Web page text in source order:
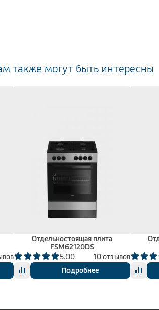
также могут быть интересны
Отдельностоящая плита
FSM62120DS
5.00
10 отзывов
Подробнее